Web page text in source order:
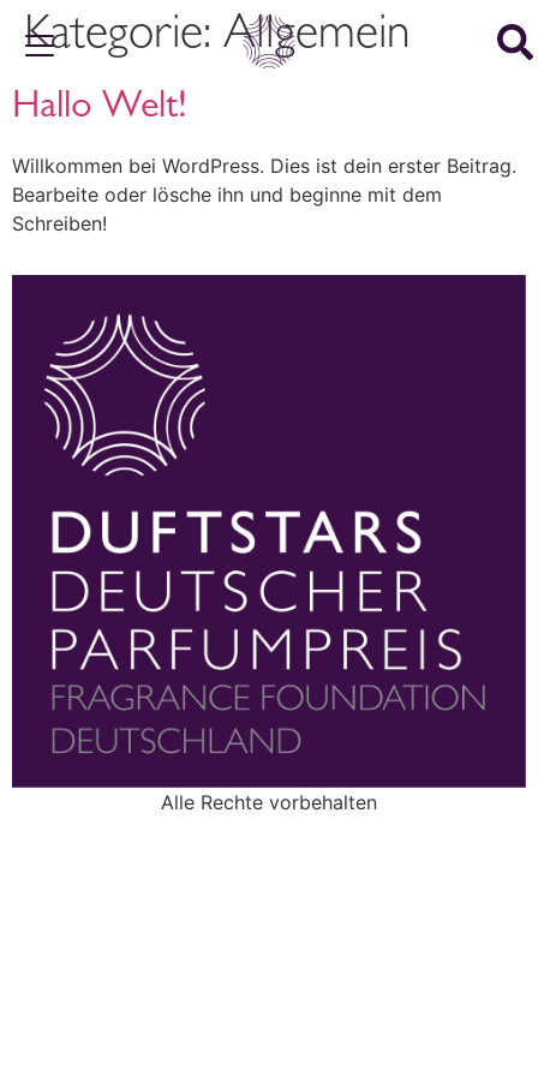
Kategorie: Allgemein
Hallo Welt!
Willkommen bei WordPress. Dies ist dein erster Beitrag.
Bearbeite oder lösche ihn und beginne mit dem
Schreiben!
Alle Rechte vorbehalten